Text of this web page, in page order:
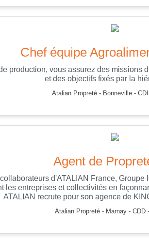
Chef équipe
production, vous assurez des missions
et des objectifs fixés par la
Atalian Propreté - Bonneville -
Agent de
d'ATALIAN France,
les entreprises et collectivités en
ATALIAN recrute pour son agence de
Atalian Propreté - Marnay - CDD